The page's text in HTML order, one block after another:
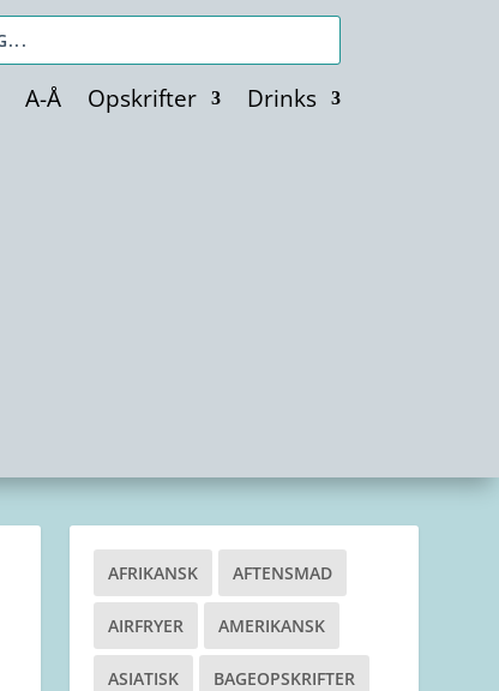
A-Å Opskrifter Drinks
AFRIKANSK AFTENSMAD
AIRFRYER AMERIKANSK
ASIATISK BAGEOPSKRIFTER